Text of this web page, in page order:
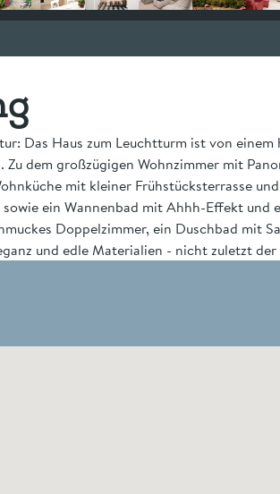
Das Haus zum Leuchtturm ist von
Zu dem großzügigen Wohnzimmer mit
mit kleiner Frühstücksterrasse
ein Wannenbad mit Ahhh-Effekt
Doppelzimmer, ein Duschbad mit
und edle Materialien - nicht zuletzt